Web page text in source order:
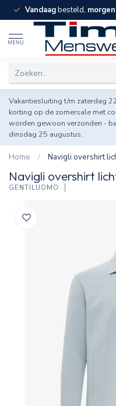
Vandaagbesteld, morgen
MENU
Vakantiesluiting t/m zaterdag
korting op de zomersale met
worden gewoon verzonden -
dinsdag 25 augustus.
Home / Navigli overshirt
Navigli overshirt
GENTILUOMO